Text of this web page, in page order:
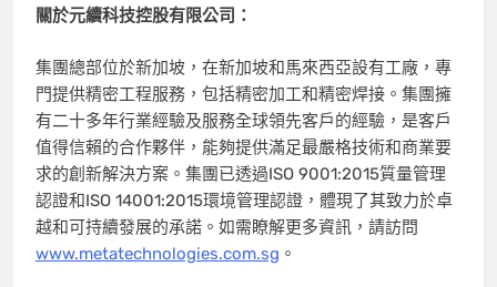
關於元續科技控股有限公司：
集團總部位於新加坡，在新加坡和馬來西亞設有工廠，專
門提供精密工程服務，包括精密加工和精密焊接。集團擁
有二十多年行業經驗及服務全球領先客戶的經驗，是客戶
值得信賴的合作夥伴，能夠提供滿足最嚴格技術和商業要
求的創新解決方案。集團已透過ISO 9001:2015質量管理
認證和ISO 14001:2015環境管理認證，體現了其致力於卓
越和可持續發展的承諾。如需瞭解更多資訊，請訪問
www.metatechnologies.com.sg 。